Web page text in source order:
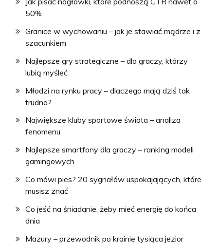
50%
Granice w wychowaniu – jak je stawiać mądrze i z
szacunkiem
Najlepsze gry strategiczne – dla graczy, którzy
lubią myśleć
Młodzi na rynku pracy – dlaczego mają dziś tak
trudno?
Największe kluby sportowe świata – analiza
fenomenu
Najlepsze smartfony dla graczy – ranking modeli
gamingowych
Co mówi pies? 20 sygnałów uspokajających, które
musisz znać
Co jeść na śniadanie, żeby mieć energię do końca
dnia
Mazury – przewodnik po krainie tysiąca jezior